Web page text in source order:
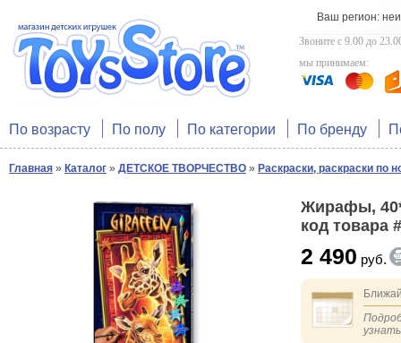
Ваш регион:
Звоните с 9.00 до
мы принимаем:
По возрасту По полу По категории По бренду
Главная » Каталог » ДЕТСКОЕ ТВОРЧЕСТВО » Раскраски, раскраски по
Жирафы,
код товара
2 490 руб.